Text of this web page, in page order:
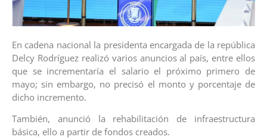
En cadena nacional la presidenta encargada de la república
Delcy Rodríguez realizó varios anuncios al país, entre ellos
que se incrementaría el salario el próximo primero de
mayo; sin embargo, no precisó el monto y porcentaje de
dicho incremento.
También, anunció la rehabilitación de infraestructura
básica, ello a partir de fondos creados.